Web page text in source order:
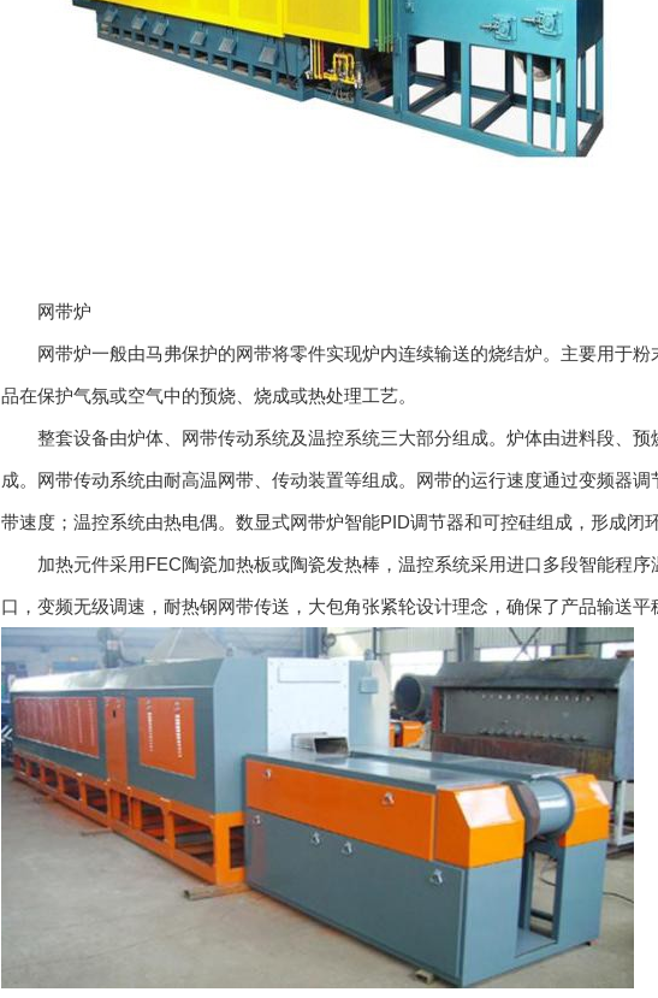
网带炉
网带炉一般由马弗保护的网带将零件实现炉内连续输送的烧结炉。主要用于粉
品在保护气氛或空气中的预烧、烧成或热处理工艺。
整套设备由炉体、网带传动系统及温控系统三大部分组成。炉体由进料段、预
成。网带传动系统由耐高温网带、传动装置等组成。网带的运行速度通过变频器
带速度；温控系统由热电偶。数显式网带炉智能PID调节器和可控硅组成，形成闭
加热元件采用FEC陶瓷加热板或陶瓷发热棒，温控系统采用进口多段智能程序
口，变频无级调速，耐热钢网带传送，大包角张紧轮设计理念，确保了产品输送平